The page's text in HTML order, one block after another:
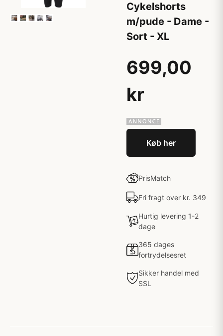
Cykelshorts
m/pude - Dame -
Sort - XL
699,00
kr
Køb her
PrisMatch
Fri fragt over kr. 349
Hurtig levering 1-2
dage
365 dages
fortrydelsesret
Sikker handel med
SSL